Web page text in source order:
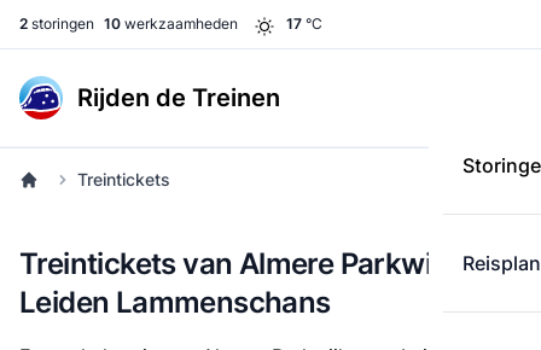
2 storingen 10 werkzaamheden 17 °C
Rijden de Treinen
Treintickets
Treintickets van Almere Parkwijk naar
Leiden Lammenschans